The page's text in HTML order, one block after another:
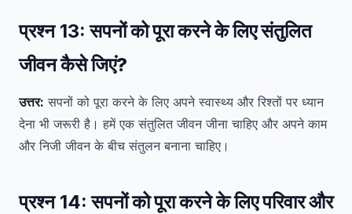
प्रश्न 13: सपनों को पूरा करने के लिए संतुलित
जीवन कैसे जिएं?
उत्तर: सपनों को पूरा करने के लिए अपने स्वास्थ्य और रिश्तों पर ध्यान
देना भी जरूरी है। हमें एक संतुलित जीवन जीना चाहिए और अपने काम
और निजी जीवन के बीच संतुलन बनाना चाहिए।
प्रश्न 14: सपनों को पूरा करने के लिए परिवार और